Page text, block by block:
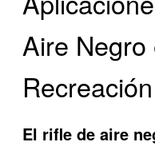
Aire
Recreación
El rifle de aire